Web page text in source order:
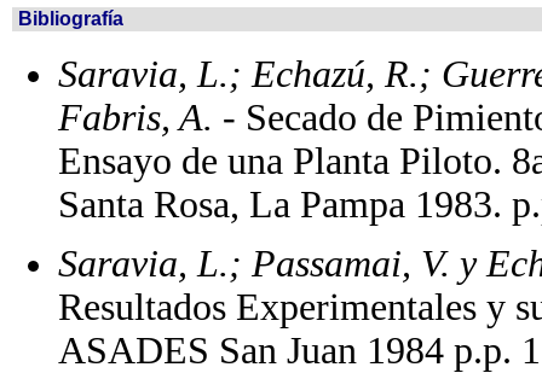
Bibliografía
Saravia, L.; Echazú, R.;
Fabris, A. - Secado de
Ensayo de una Planta Piloto.
Santa Rosa, La Pampa 1983.
Saravia, L.; Passamai, V. y
Resultados Experimentales y
ASADES San Juan 1984 p.p.